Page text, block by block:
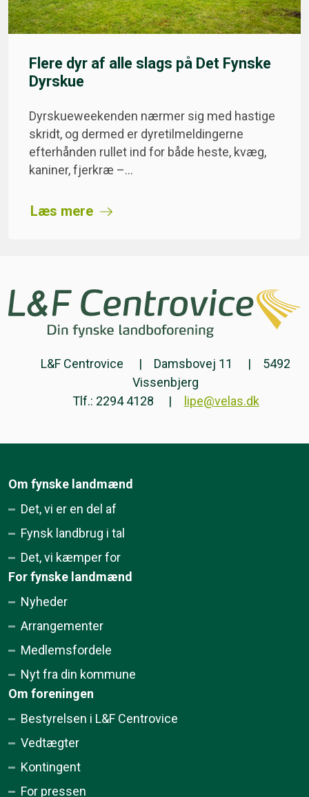
Flere dyr af alle slags på Det Fynske
Dyrskue
Dyrskueweekenden nærmer sig med hastige
skridt, og dermed er dyretilmeldingerne
efterhånden rullet ind for både heste, kvæg,
kaniner, fjerkræ –…
Læs mere
L&F Centrovice Damsbovej 11
5492
Vissenbjerg
Tlf.: 2294 4128
lipe@velas.dk
Om fynske landmænd
Det, vi er en del af
Fynsk landbrug i tal
Det, vi kæmper for
For fynske landmænd
Nyheder
Arrangementer
Medlemsfordele
Nyt fra din kommune
Om foreningen
Bestyrelsen i L&F Centrovice
Vedtægter
Kontingent
For pressen